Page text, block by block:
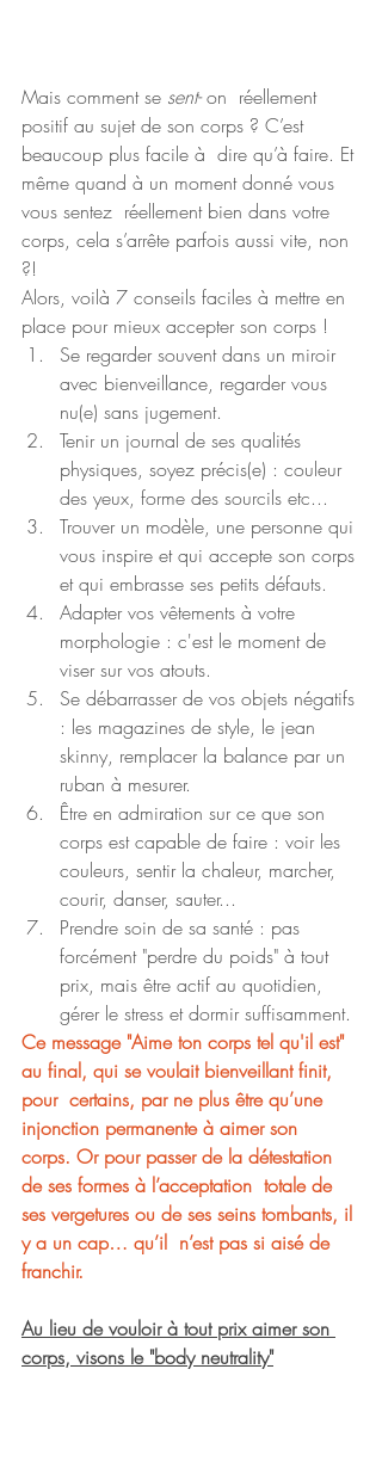
Mais comment se sent- on  réellement
positif au sujet de son corps ? C’est
beaucoup plus facile à  dire qu’à faire. Et
même quand à un moment donné vous
vous sentez  réellement bien dans votre
corps, cela s’arrête parfois aussi vite, non
?!
Alors, voilà 7 conseils faciles à mettre en
place pour mieux accepter son corps !
Se regarder souvent dans un miroir
avec bienveillance, regarder vous
nu(e) sans jugement.
Tenir un journal de ses qualités
physiques, soyez précis(e) : couleur
des yeux, forme des sourcils etc...
Trouver un modèle, une personne qui
vous inspire et qui accepte son corps
et qui embrasse ses petits défauts.
Adapter vos vêtements à votre
morphologie : c'est le moment de
viser sur vos atouts.
Se débarrasser de vos objets négatifs
: les magazines de style, le jean
skinny, remplacer la balance par un
ruban à mesurer.
Être en admiration sur ce que son
corps est capable de faire : voir les
couleurs, sentir la chaleur, marcher,
courir, danser, sauter...
Prendre soin de sa santé : pas
forcément "perdre du poids" à tout
prix, mais être actif au quotidien,
gérer le stress et dormir suffisamment.
Ce message "Aime ton corps tel qu'il est"
au final, qui se voulait bienveillant finit,
pour  certains, par ne plus être qu’une
injonction permanente à aimer son
corps. Or pour passer de la détestation
de ses formes à l’acceptation  totale de
ses vergetures ou de ses seins tombants, il
y a un cap… qu’il  n’est pas si aisé de
franchir.
Au lieu de vouloir à tout prix aimer son
corps, visons le "body neutrality"